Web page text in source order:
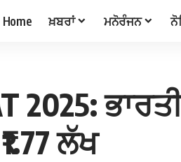
Home ਖ਼ਬਰਾਂ ਮਨੋਰੰਜਨ
2025:
ਲੱਖ